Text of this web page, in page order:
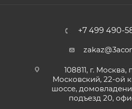
+7 499 490-
108811, г.
Московский, 22-ой
шоссе,
подъезд 20,